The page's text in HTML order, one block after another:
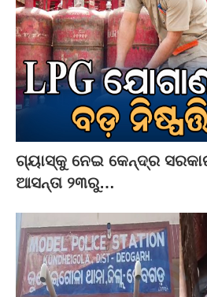
ଗ୍ୟାସ୍‌କୁ ନେଇ କେନ୍ଦ୍ର
ଆସନ୍ତା ୨୩ରୁ…